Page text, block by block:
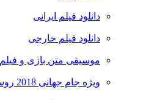
دانلود فیلم ایرانی
دانلود فیلم خارجی
موسیقی متن بازی و فیلم
ویژه جام جهانی 2018 روسیه